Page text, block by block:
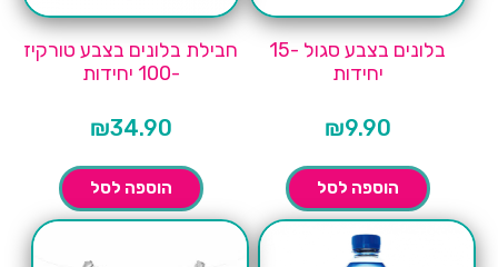
בלונים בצבע סגול -15
יחידות
₪9.90
הוספה לסל
חבילת בלונים בצבע טורקיז
-100 יחידות
₪34.90
הוספה לסל